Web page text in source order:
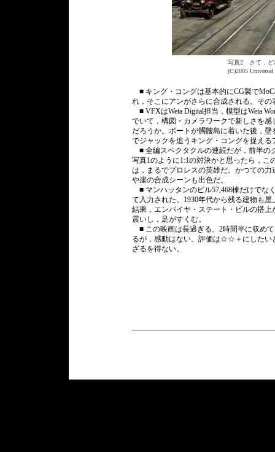
写真2 さて，ど
(C)2005
■ キング・コングは基本的にCG製で
れ，そこにアンがさらに合成される。そ
■ VFXはWeta Digital担当，模型はWeta
でいて，構図・カメラワークで新しさを
だろうか。ボートが髑髏島に着いた後，
でジャックを追うキング・コングを捉え
■ 全編スペクタクルの連続だが，前半の
写真1のように1:1の対決かと思ったら，
は，まるでプロレスの英雄だ。かつての
や崖の合成シーンも出色だ。
■ マンハッタンのビル57,468棟だけでな
て入力された。1930年代から残る建物も
結果，エンパイヤ・ステート・ビルの搭
震いし，足がすくむ。
■ この映画は長過ぎる。2時間半に収め
るが，感動はない。評価は☆☆＋にした
ざるを得ない。